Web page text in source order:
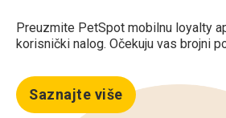
Preuzmite PetSpot mobilnu loyalty
korisnički nalog. Očekuju vas brojni
Saznajte više